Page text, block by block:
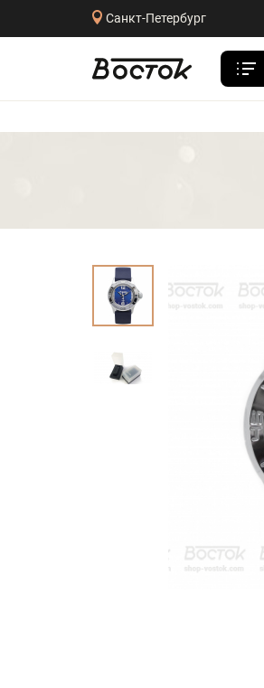
Санкт-Петербург